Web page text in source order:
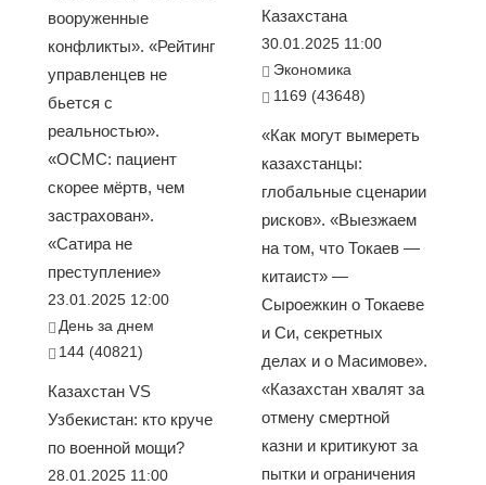
вооруженные
конфликты». «Рейтинг
управленцев не
бьется с
реальностью».
«ОСМС: пациент
скорее мёртв, чем
застрахован».
«Сатира не
преступление»
23.01.2025 12:00
День за днем
144 (40821)
Казахстан VS
Узбекистан: кто круче
по военной мощи?
28.01.2025 11:00
Казахстана
30.01.2025 11:00
Экономика
1169 (43648)
«Как могут вымереть
казахстанцы:
глобальные сценарии
рисков». «Выезжаем
на том, что Токаев —
китаист» —
Сыроежкин о Токаеве
и Си, секретных
делах и о Масимове».
«Казахстан хвалят за
отмену смертной
казни и критикуют за
пытки и ограничения